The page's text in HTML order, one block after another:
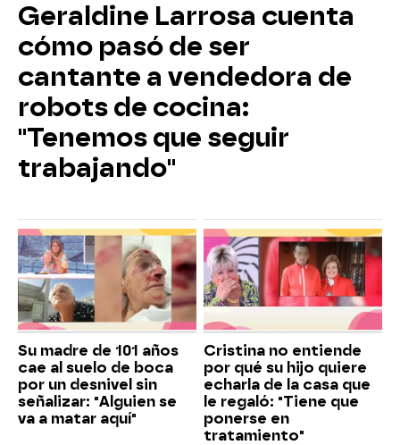
Geraldine Larrosa cuenta
cómo pasó de ser
cantante a vendedora de
robots de cocina:
"Tenemos que seguir
trabajando"
Su madre de 101 años
cae al suelo de boca
por un desnivel sin
señalizar: "Alguien se
va a matar aquí"
Cristina no entiende
por qué su hijo quiere
echarla de la casa que
le regaló: "Tiene que
ponerse en
tratamiento"